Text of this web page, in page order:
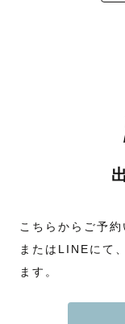
こちらからご予
またはLINEにて
ます。